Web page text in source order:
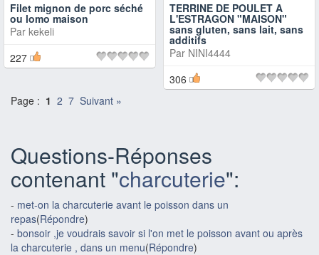
Filet mignon de porc séché
ou lomo maison
Par kekeli
227
TERRINE DE POULET A
L'ESTRAGON "MAISON"
sans gluten, sans lait, sans
additifs
Par NINI4444
306
Page : 1 2 7 Suivant »
Questions-Réponses
contenant "charcuterie":
- met-on la charcuterie avant le poisson dans un
repas(Répondre)
- bonsoir ,je voudrais savoir si l'on met le poisson avant ou après
la charcuterie , dans un menu(Répondre)